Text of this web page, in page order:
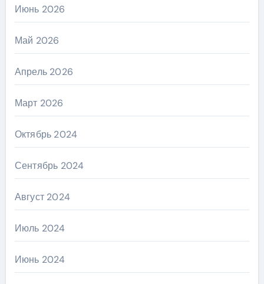
Июнь 2026
Май 2026
Апрель 2026
Март 2026
Октябрь 2024
Сентябрь 2024
Август 2024
Июль 2024
Июнь 2024